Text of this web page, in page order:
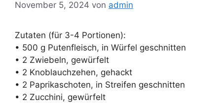
November 5, 2024 von admin
Zutaten (für 3-4 Portionen):
• 500 g Putenfleisch, in Würfel geschnitten
• 2 Zwiebeln, gewürfelt
• 2 Knoblauchzehen, gehackt
• 2 Paprikaschoten, in Streifen geschnitten
• 2 Zucchini, gewürfelt